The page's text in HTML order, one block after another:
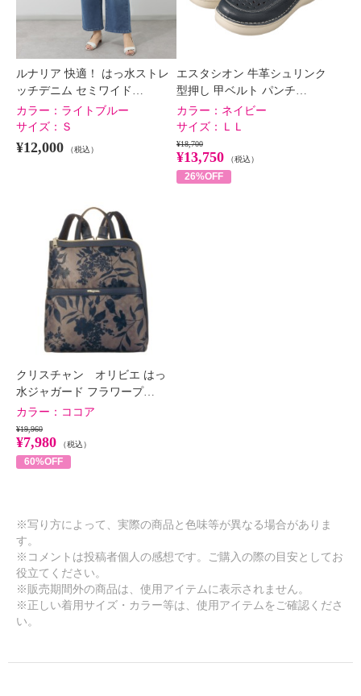
ルナリア 快適！ はっ水ストレ
ッチデニム セミワイド…
カラー： ライトブルー
サイズ： Ｓ
¥12,000 （税込）
エスタシオン 牛革シュリンク
型押し 甲ベルト パンチ…
カラー： ネイビー
サイズ：
ＬＬ
¥18,700
¥13,750 （税込）
26%OFF
クリスチャン オリビエ はっ
水ジャガード フラワープ…
カラー： ココア
¥19,960
¥7,980 （税込）
60%OFF
※写り方によって、実際の商品と色味等が異なる場合がありま
す。
※コメントは投稿者個人の感想です。ご購入の際の目安としてお
役立てください。
※販売期間外の商品は、使用アイテムに表示されません。
※正しい着用サイズ・カラー等は、使用アイテムをご確認くださ
い。